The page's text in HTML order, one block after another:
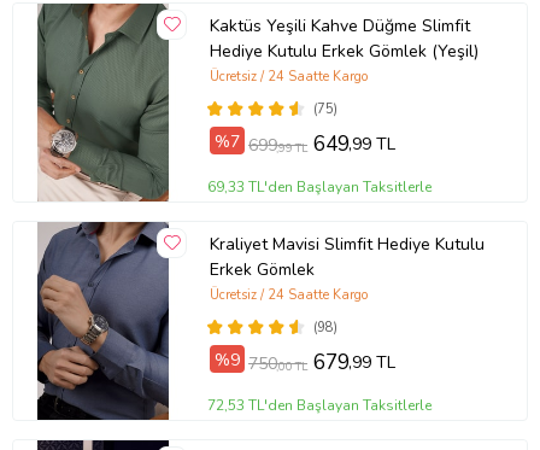
Kaktüs Yeşili Kahve Düğme Slimfit
Hediye Kutulu Erkek Gömlek (Yeşil)
(75)
Ücretsiz / 24 Saatte Kargo
%7 699,99 TL 649,99 TL
69,33 TL'den Başlayan Taksitlerle
Kraliyet Mavisi Slimfit Hediye Kutulu
Erkek Gömlek
(98)
Ücretsiz / 24 Saatte Kargo
%9 750,00 TL 679,99 TL
72,53 TL'den Başlayan Taksitlerle